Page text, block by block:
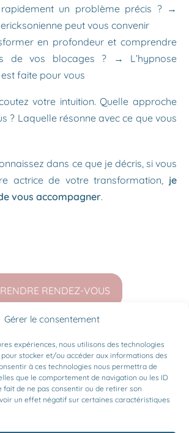
Gérer le consentement
expériences, nous utilisons des technologies
stocker et/ou accéder aux informations des
à ces technologies nous permettra de
que le comportement de navigation ou les ID
fait de ne pas consentir ou de retirer son
un effet négatif sur certaines caractéristiques
rapidement un problème précis ? →
ericksonienne peut vous convenir
en profondeur et comprendre
de vos blocages ? → L’hypnose
faite pour vous
votre intuition. Quelle approche
? Laquelle résonne avec ce que vous
dans ce que je décris, si vous
actrice de votre transformation, je
vous accompagner.
RENDEZ-VOUS
A LA NEWSLETTER